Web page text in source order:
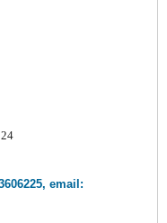
email: